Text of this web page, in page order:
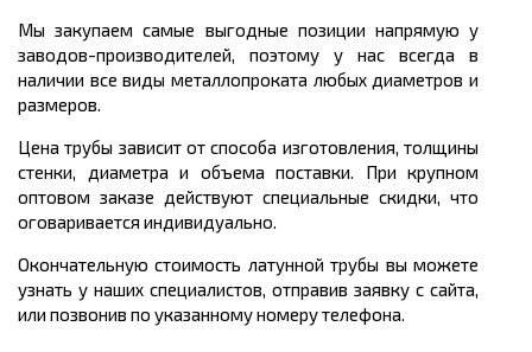
Мы закупаем самые выгодные позиции напрямую у
заводов-производителей, поэтому у нас всегда в
наличии все виды металлопроката любых диаметров и
размеров.
Цена трубы зависит от способа изготовления, толщины
стенки, диаметра и объема поставки. При крупном
оптовом заказе действуют специальные скидки, что
оговаривается индивидуально.
Окончательную стоимость латунной трубы вы можете
узнать у наших специалистов, отправив заявку с сайта,
или позвонив по указанному номеру телефона.